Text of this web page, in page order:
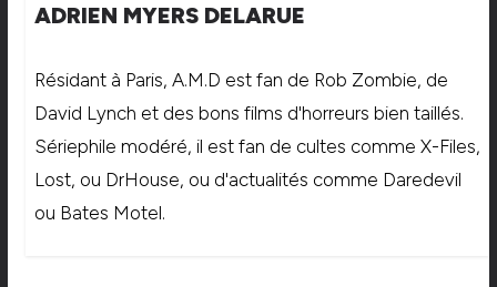
ADRIEN MYERS DELARUE
Résidant à Paris, A.M.D est fan de Rob Zombie, de
David Lynch et des bons films d'horreurs bien taillés.
Sériephile modéré, il est fan de cultes comme X-Files,
Lost, ou DrHouse, ou d'actualités comme Daredevil
ou Bates Motel.